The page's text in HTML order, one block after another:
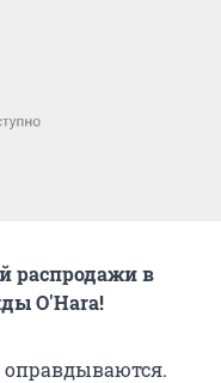
распродажи в
O'Hara!